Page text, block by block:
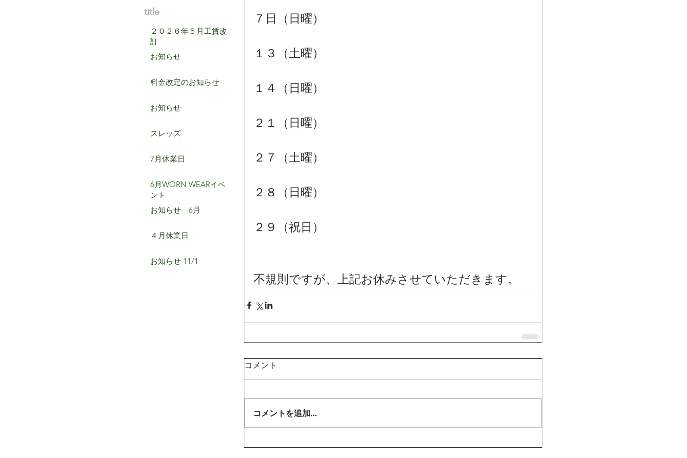
２０２６年５月工賃改
訂
お知らせ
料金改定のお知らせ
お知らせ
スレッズ
7月休業日
6月WORN WEARイベ
ント
お知らせ 6月
４月休業日
お知らせ 11/1
title ７日（日曜）
１３（土曜）
１４（日曜）
２１（日曜）
２７（土曜）
２８（日曜）
２９（祝日）
不規則ですが、上記お休みさせていただきます。
コメント
コメントを追加…